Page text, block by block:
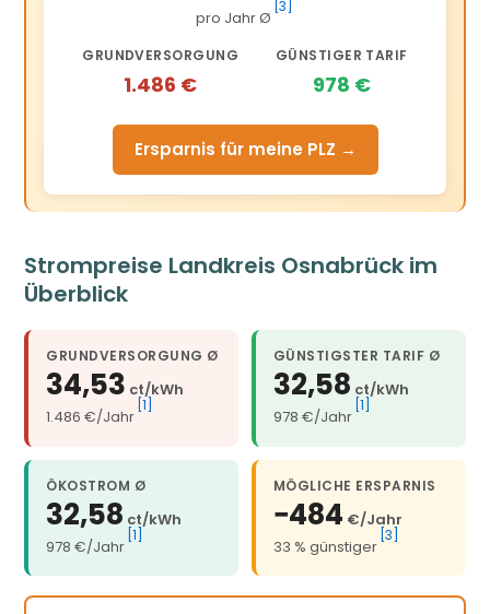
pro Jahr Ø
[3]
GRUNDVERSORGUNG
1.486 €
GÜNSTIGER TARIF
978 €
Ersparnis für meine PLZ →
Strompreise Landkreis Osnabrück im
Überblick
GRUNDVERSORGUNG Ø
34,53 ct/kWh
1.486 €/Jahr
[1]
GÜNSTIGSTER TARIF Ø
32,58 ct/kWh
978 €/Jahr
[1]
ÖKOSTROM Ø
32,58 ct/kWh
978 €/Jahr
[1]
MÖGLICHE ERSPARNIS
−484 €/Jahr
33 % günstiger
[3]